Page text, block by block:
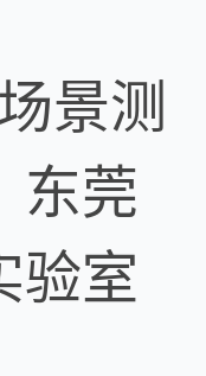
景测
东莞
验室